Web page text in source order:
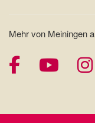
Mehr von Meiningen
Facebook